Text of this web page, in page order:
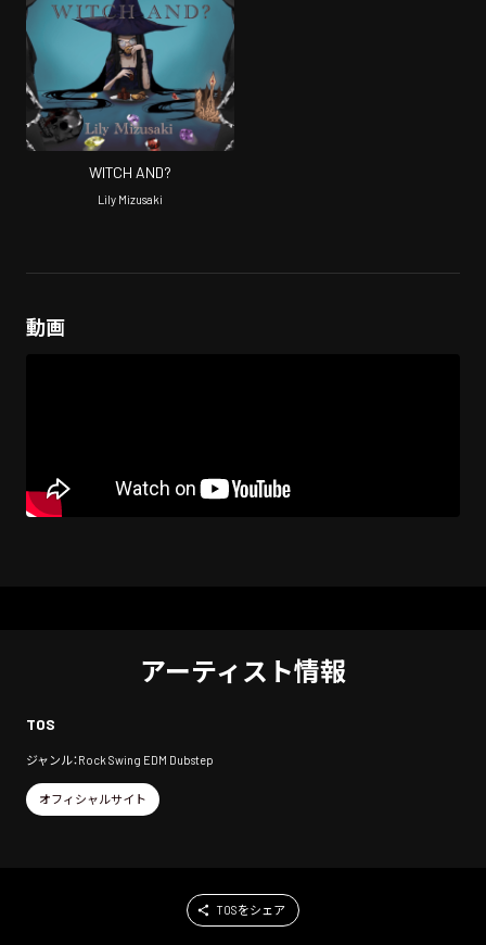
WITCH AND?
Lily Mizusaki
動画
アーティスト情報
T0S
ジャンル：Rock Swing EDM Dubstep
オフィシャルサイト
T0Sをシェア